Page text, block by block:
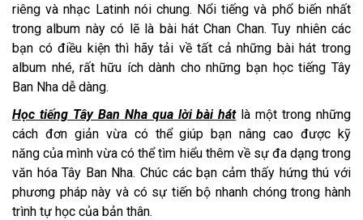
riêng và nhạc Latinh nói chung. Nổi tiếng và phổ biến nhất
trong album này có lẽ là bài hát Chan Chan. Tuy nhiên các
bạn có điều kiện thì hãy tải về tất cả những bài hát trong
album nhé, rất hữu ích dành cho những bạn học tiếng Tây
Ban Nha dễ dàng.
Học tiếng Tây Ban Nha qua lời bài hátlà một trong những
cách đơn giản vừa có thể giúp bạn nâng cao được kỹ
năng của mình vừa có thể tìm hiểu thêm về sự đa dạng trong
văn hóa Tây Ban Nha. Chúc các bạn cảm thấy hứng thú với
phương pháp này và có sự tiến bộ nhanh chóng trong hành
trình tự học của bản thân.